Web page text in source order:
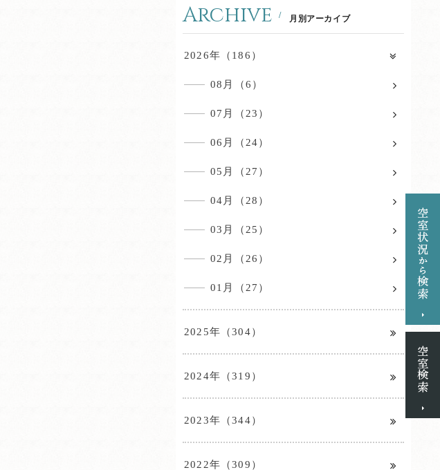
Archive 月別アーカイブ
2026年（186）
08月（6）
07月（23）
06月（24）
05月（27）
04月（28）
03月（25）
02月（26）
01月（27）
2025年（304）
2024年（319）
2023年（344）
2022年（309）